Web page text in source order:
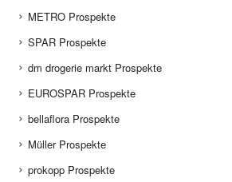
METRO Prospekte
SPAR Prospekte
dm drogerie markt Prospekte
EUROSPAR Prospekte
bellaflora Prospekte
Müller Prospekte
prokopp Prospekte